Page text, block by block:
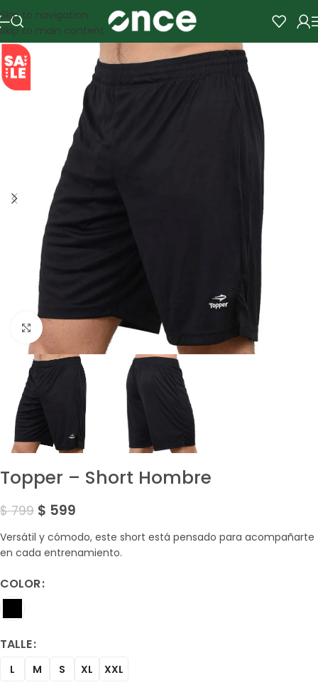
Skip to navigation
Skip to main content
SALE
Amplía la Imagen
Topper – Short Hombre
$799 $ 599
Versátil y cómodo, este short está pensado para acompañarte
en cada entrenamiento.
COLOR
TALLE
L M S XL XXL